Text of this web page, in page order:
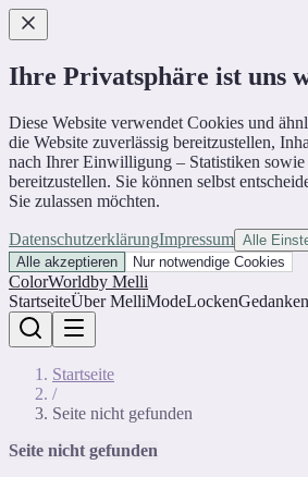
Ihre Privatsphäre ist uns
Diese Website verwendet Cookies und
die Website zuverlässig bereitzustellen,
nach Ihrer Einwilligung – Statistiken sowie
bereitzustellen. Sie können selbst
Sie zulassen möchten.
DatenschutzerklärungImpressum Alle
Alle akzeptieren
Nur notwendige Cookies
ColorWorldby Melli
StartseiteÜber MelliModeLockenGedanken
Startseite
/
Seite nicht gefunden
Seite nicht gefunden